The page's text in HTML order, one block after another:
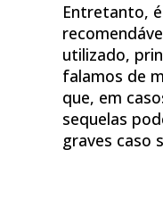
Entretanto,
utilizado,
falamos de
que, em
sequelas
graves caso